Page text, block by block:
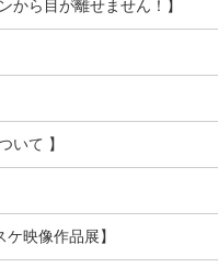
から目が離せません！】
いて 】
映像作品展】